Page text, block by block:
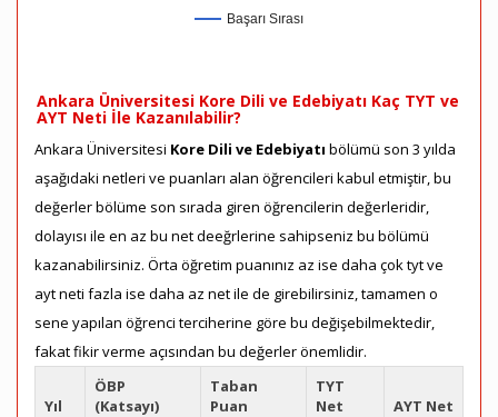
Başarı Sırası
Ankara Üniversitesi Kore Dili ve Edebiyatı Kaç TYT ve
AYT Neti İle Kazanılabilir?
Ankara Üniversitesi Kore Dili ve Edebiyatı bölümü son 3 yılda
aşağıdaki netleri ve puanları alan öğrencileri kabul etmiştir, bu
değerler bölüme son sırada giren öğrencilerin değerleridir,
dolayısı ile en az bu net deeğrlerine sahipseniz bu bölümü
kazanabilirsiniz. Örta öğretim puanınız az ise daha çok tyt ve
ayt neti fazla ise daha az net ile de girebilirsiniz, tamamen o
sene yapılan öğrenci terciherine göre bu değişebilmektedir,
fakat fikir verme açısından bu değerler önemlidir.
Yıl
ÖBP
(Katsayı)
Taban
Puan
TYT
Net
AYT Net